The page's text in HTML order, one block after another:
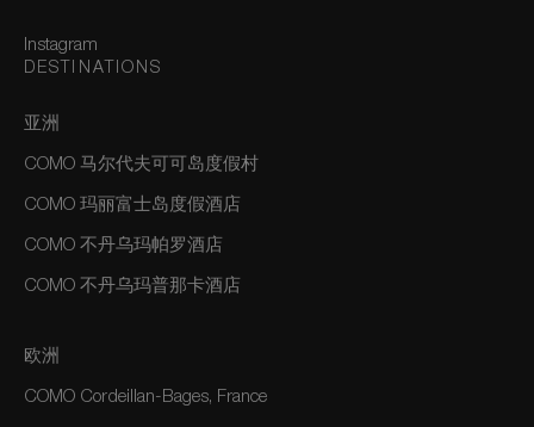
Instagram
DESTINATIONS
亚洲
COMO 马尔代夫可可岛度假村
COMO 玛丽富士岛度假酒店
COMO 不丹乌玛帕罗酒店
COMO 不丹乌玛普那卡酒店
欧洲
COMO Cordeillan-Bages, France